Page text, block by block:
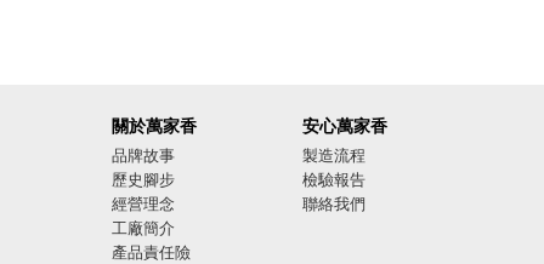
關於萬家香
品牌故事
歷史腳步
經營理念
工廠簡介
產品責任險
安心萬家香
製造流程
檢驗報告
聯絡我們